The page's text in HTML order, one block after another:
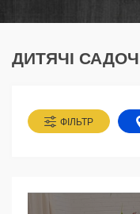
ДИТЯЧІ
ФІЛЬТР